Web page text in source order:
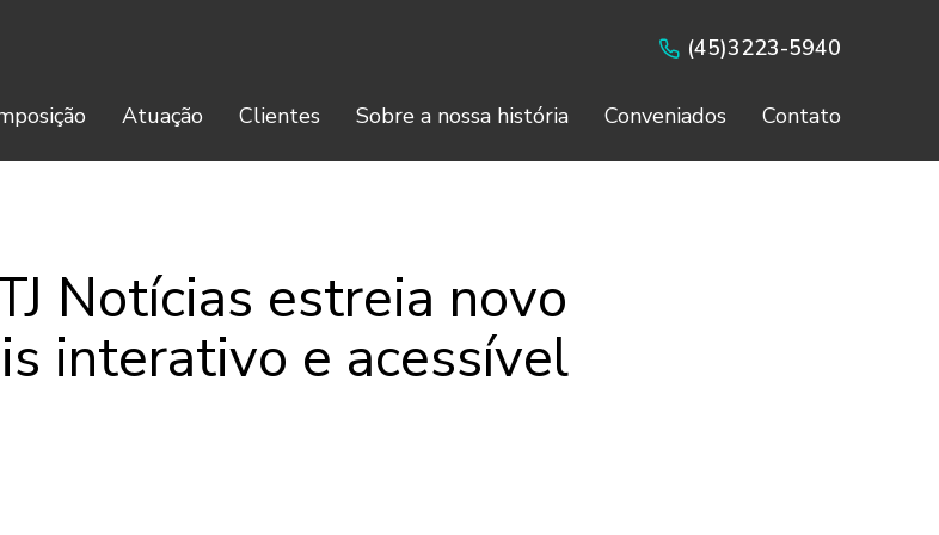
(45)3223-5940
Atuação Clientes Sobre a nossa história Conveniados Contato
Notícias estreia novo
interativo e acessível